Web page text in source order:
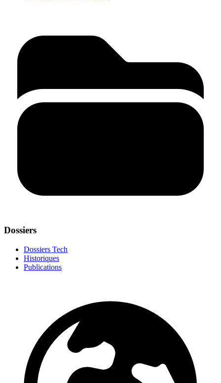
Dossiers
Dossiers Tech
Historiques
Publications